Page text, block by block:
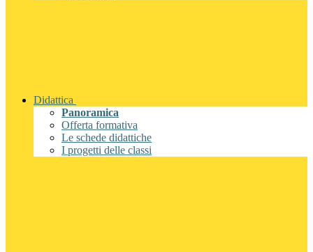
Didattica
Panoramica
Offerta formativa
Le schede didattiche
I progetti delle classi